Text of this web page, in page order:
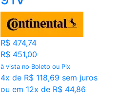
R$ 474,74
R$ 451,00
à vista no Boleto ou Pix
4x de R$ 118,69 sem juros
ou em 12x de R$ 44,86